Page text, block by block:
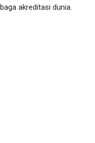
akreditasi dunia.